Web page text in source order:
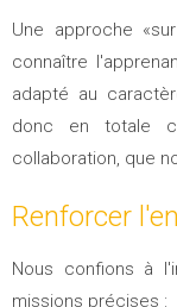
Une approche
connaître
adapté au
donc en totale
collaboration, que
Renforcer
Nous confions à
missions précises :